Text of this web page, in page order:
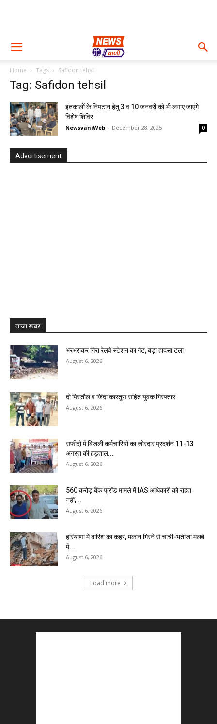
Home Tags Safidon tehsil
Tag: Safidon tehsil
इंतकालों के निपटान हेतु 3 व 10 जनवरी को भी लगाए जाएंगे
विशेष शिविर
NewsvaniWeb - December 28, 2025 0
Advertisement
ताजा खबर
भरभराकर गिरा रेलवे स्टेशन का गेट, बड़ा हादसा टला
August 6, 2026
दो पिस्तौल व जिंदा कारतूस सहित युवक गिरफ्तार
August 6, 2026
सफीदों में बिजली कर्मचारियों का जोरदार प्रदर्शन 11-13
अगस्त की हड़ताल...
August 6, 2026
₹560 करोड़ बैंक फ्रॉड मामले में IAS अधिकारी को राहत
नहीं,...
August 6, 2026
हरियाणा में बारिश का कहर, मकान गिरने से चाची-भतीजा मलबे
में...
August 6, 2026
Load more